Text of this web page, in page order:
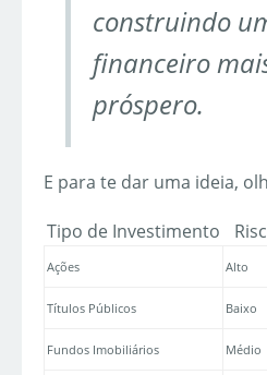
construindo
financeiro
próspero.
E para te dar uma ideia,
Tipo de Investimento
Ações Alto
Títulos Públicos Baixo
Fundos Imobiliários Médio